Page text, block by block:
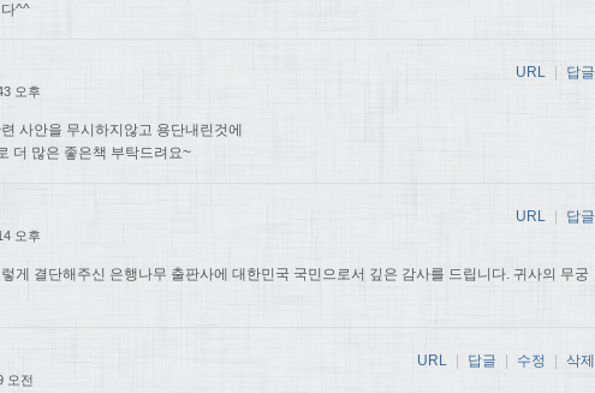
^^
오후
사안을 무시하지않고 용단내린것에
더 많은 좋은책 부탁드려요~
URL 답글
오후
게 결단해주신 은행나무 출판사에 대한민국 국민으로서 깊은 감사를 드립니다. 귀사의 무궁
URL 답글
오전
URL 답글 수정 삭제